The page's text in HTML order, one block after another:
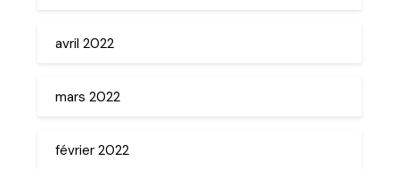
avril 2022
mars 2022
février 2022